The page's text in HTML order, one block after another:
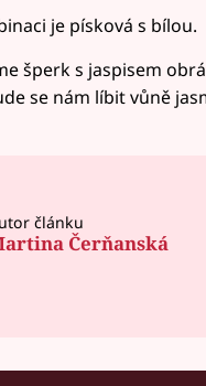
je písková s bílou.
šperk s jaspisem
se nám líbit vůně
článku
Čerňanská